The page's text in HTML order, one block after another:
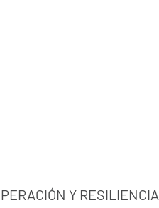
Y RESILIENCIA